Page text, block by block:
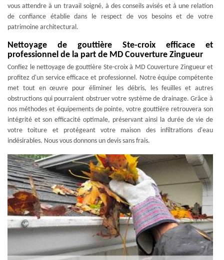
vous attendre à un travail soigné, à des conseils avisés et à une relation
de confiance établie dans le respect de vos besoins et de votre
patrimoine architectural.
Nettoyage de gouttière Ste-croix efficace et
professionnel de la part de MD Couverture Zingueur
Confiez le nettoyage de gouttière Ste-croix à MD Couverture Zingueur et
profitez d'un service efficace et professionnel. Notre équipe compétente
met tout en œuvre pour éliminer les débris, les feuilles et autres
obstructions qui pourraient obstruer votre système de drainage. Grâce à
nos méthodes et équipements de pointe, votre gouttière retrouvera son
intégrité et son efficacité optimale, préservant ainsi la durée de vie de
votre toiture et protégeant votre maison des infiltrations d'eau
indésirables. Nous vous donnons un devis sans frais.